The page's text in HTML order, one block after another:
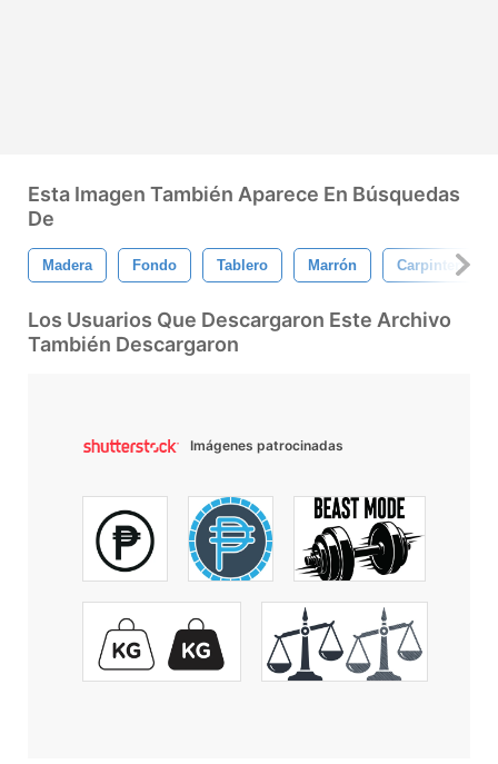
Esta Imagen También Aparece En Búsquedas
De
Madera Fondo Tablero Marrón Carpintería
Los Usuarios Que Descargaron Este Archivo
También Descargaron
Imágenes patrocinadas